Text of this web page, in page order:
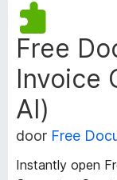
Free
Invoice
AI)
door Free
Instantly open
M
e
t
a
e
g
e
v
e